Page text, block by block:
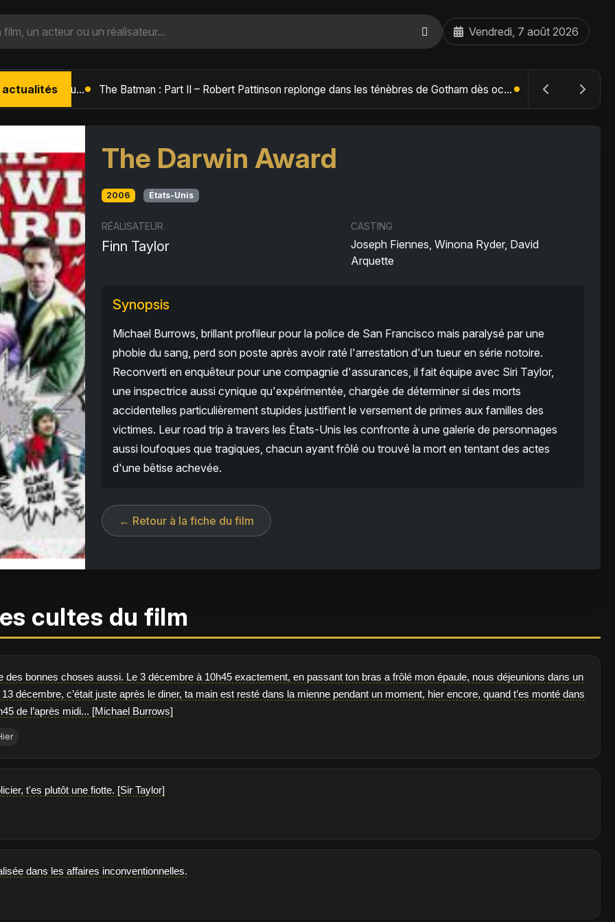
Vendredi, 7 août 2026
actualités L'Âge de Glace : Le Réveil du Volcan – Manny, Sid et Diego de retour pour une aventure explosive The Batman : Part II – Robert Pattinson replonge dans les ténèbres de Gotham dès octobre 2027
The Darwin Award
2006 États-Unis
RÉALISATEUR
Finn Taylor
CASTING
Joseph Fiennes, Winona Ryder, David
Arquette
Synopsis
Michael Burrows, brillant profileur pour la police de San Francisco mais paralysé par une
phobie du sang, perd son poste après avoir raté l'arrestation d'un tueur en série notoire.
Reconverti en enquêteur pour une compagnie d'assurances, il fait équipe avec Siri Taylor,
une inspectrice aussi cynique qu'expérimentée, chargée de déterminer si des morts
accidentelles particulièrement stupides justifient le versement de primes aux familles des
victimes. Leur road trip à travers les États-Unis les confronte à une galerie de personnages
aussi loufoques que tragiques, chacun ayant frôlé ou trouvé la mort en tentant des actes
d'une bêtise achevée.
← Retour à la fiche du film
cultes du film
des bonnes choses aussi. Le 3 décembre à 10h45 exactement, en passant ton bras a frôlé mon épaule, nous déjeunions dans un
décembre, c’était juste après le diner, ta main est resté dans la mienne pendant un moment, hier encore, quand t’es monté dans
de l’après midi... [Michael Burrows]
t'es plutôt une fiotte. [Sir Taylor]
dans les affaires inconventionnelles.